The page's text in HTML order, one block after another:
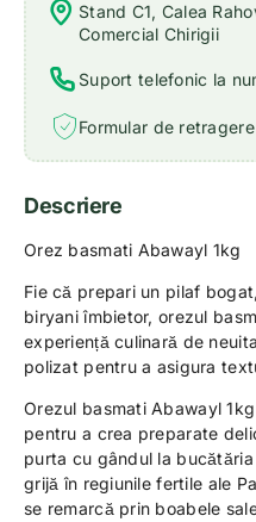
Stand C1, Calea
Comercial Chirigii
Suport telefonic la
Formular de
Descriere
Orez basmati Abawayl 1kg
Fie că prepari un pilaf
biryani îmbietor, orezul
experiență culinară de
polizat pentru a asigura
Orezul basmati Abawayl
pentru a crea preparate
purta cu gândul la
grijă în regiunile fertile ale
se remarcă prin boabele